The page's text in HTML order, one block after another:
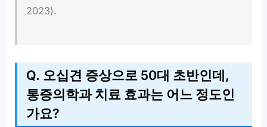
2023).
Q. 오십견 증상으로 50대 초반인데,
통증의학과 치료 효과는 어느 정도인
가요?